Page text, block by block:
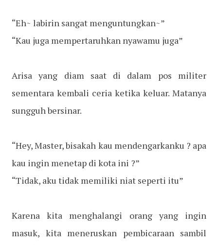
“Eh~ labirin sangat menguntungkan~”
“Kau juga mempertaruhkan nyawamu juga”
Arisa yang diam saat di dalam pos militer
sementara kembali ceria ketika keluar. Matanya
sungguh bersinar.
“Hey, Master, bisakah kau mendengarkanku ? apa
kau ingin menetap di kota ini ?”
“Tidak, aku tidak memiliki niat seperti itu”
Karena kita menghalangi orang yang ingin
masuk, kita meneruskan pembicaraan sambil